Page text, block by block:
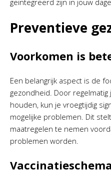
geïntegreerd zijn in jouw
Preventieve
Voorkomen is
Een belangrijk aspect is de
gezondheid. Door
houden, kun je vroegtijdig
mogelijke problemen. Dit
maatregelen te nemen
problemen worden.